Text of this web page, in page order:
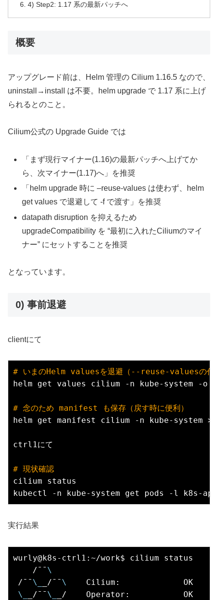
4) Step2: 1.17 系の最新パッチへ
概要
アップグレード前は、Helm 管理の Cilium 1.16.5 なので、
uninstall→install は不要。helm upgrade で 1.17 系に上げ
られるとのこと。
Cilium公式の Upgrade Guide では
「まず現行マイナー(1.16)の最新パッチへ上げてか
ら、次マイナー(1.17)へ」を推奨
「helm upgrade 時に –reuse-values は使わず、helm
get values で退避して -f で渡す」を推奨
datapath disruption を抑えるため
upgradeCompatibility を “最初に入れたCiliumのマイ
ナー” にセットすることを推奨
となっています。
0) 事前退避
clientにて
# いまのHelm valuesを退避（--reuse-valuesの代わ
helm get values cilium -n kube-system -o
# 念のため manifest も保存（戻す時に便利）
helm get manifest cilium -n kube-system
ctrl1にて
# 現状確認
cilium status
実行結果
wurly@k8s-ctrl1:~/work$ cilium status
    /¯¯
\
/¯¯\_ _/¯¯\
   Cilium:             OK
\_
_/¯¯\_
_/    Operator:           OK